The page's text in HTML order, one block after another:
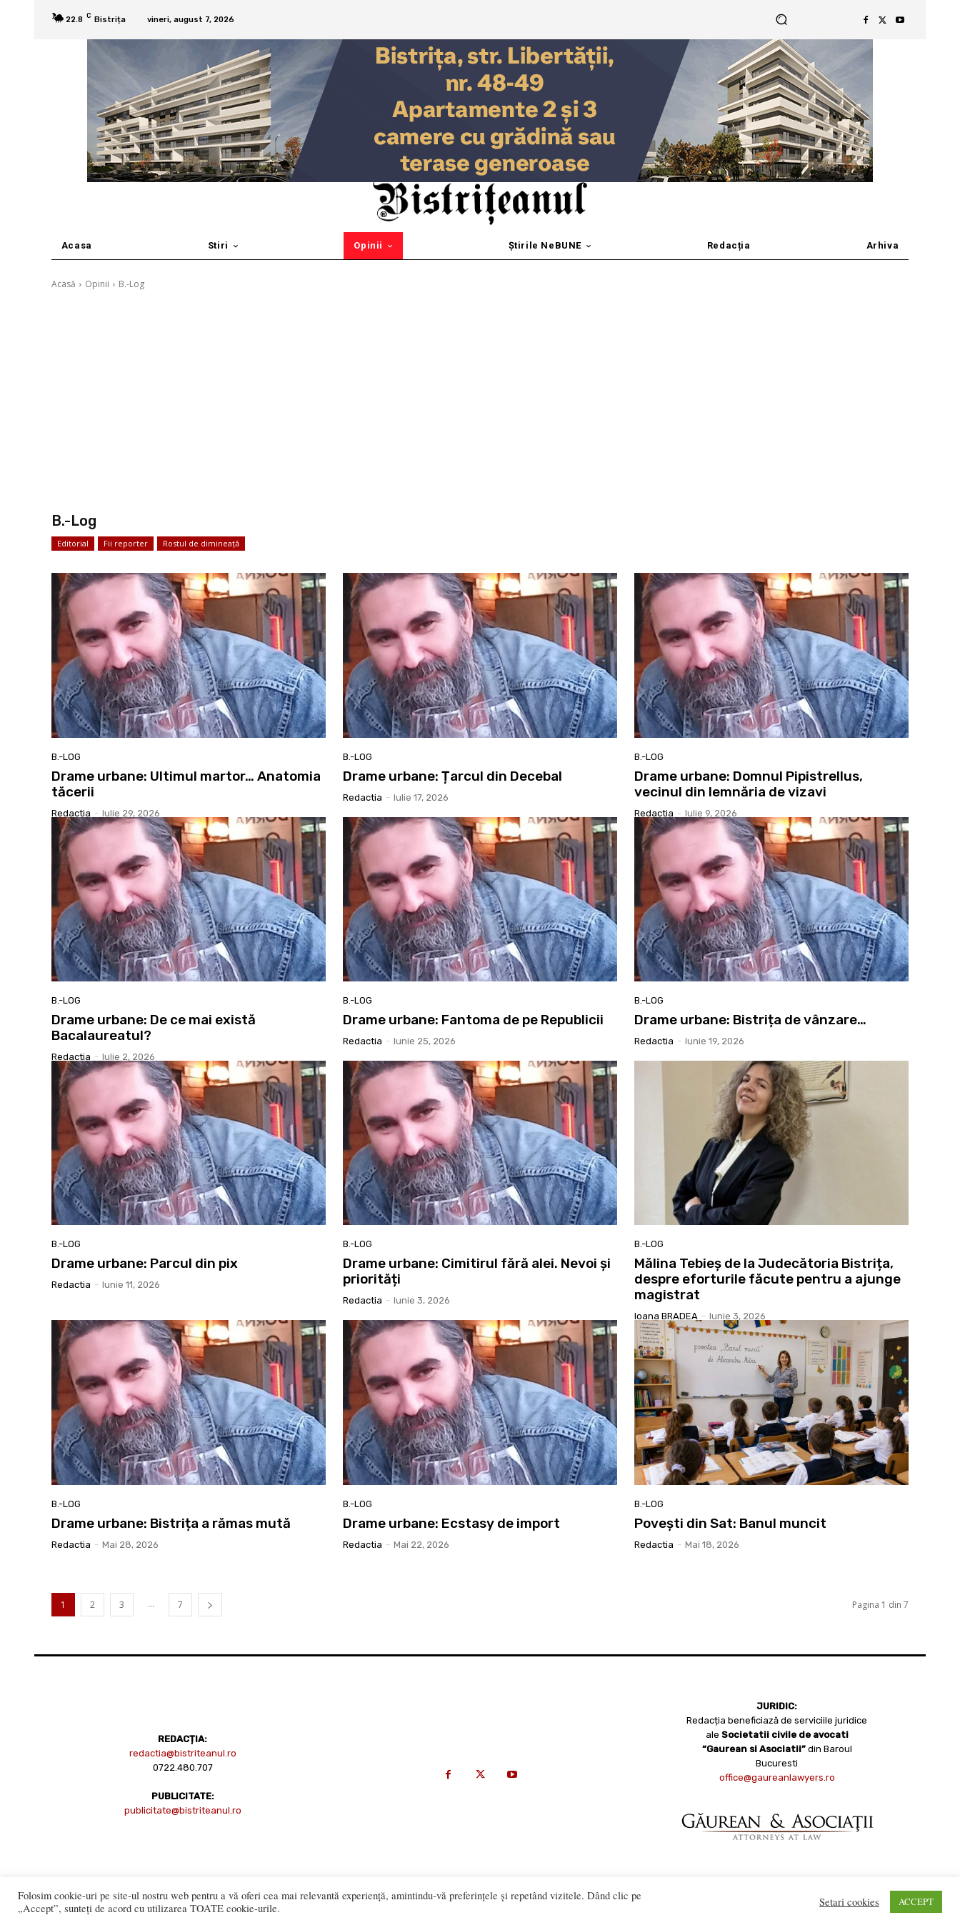
22.8 C Bistrița vineri, august 7, 2026
Acasa Stiri Opinii Știrile NeBUNE Redacția Arhiva
Acasă Opinii B.-Log
B.-Log
Editorial Fii reporter Rostul de dimineață
B.-LOG
Drame urbane: Ultimul martor… Anatomia
tăcerii
Redactia - Iulie 29, 2026
B.-LOG
Drame urbane: Țarcul din Decebal
Redactia - Iulie 17, 2026
B.-LOG
Drame urbane: Domnul Pipistrellus,
vecinul din lemnăria de vizavi
Redactia - Iulie 9, 2026
B.-LOG
Drame urbane: De ce mai există
Bacalaureatul?
Redactia - Iulie 2, 2026
B.-LOG
Drame urbane: Fantoma de pe Republicii
Redactia - Iunie 25, 2026
B.-LOG
Drame urbane: Bistrița de vânzare…
Redactia - Iunie 19, 2026
B.-LOG
Drame urbane: Parcul din pix
Redactia - Iunie 11, 2026
B.-LOG
Drame urbane: Cimitirul fără alei. Nevoi și
priorități
Redactia - Iunie 3, 2026
B.-LOG
Mălina Tebieș de la Judecătoria Bistrița,
despre eforturile făcute pentru a ajunge
magistrat
Ioana BRADEA - Iunie 3, 2026
B.-LOG
Drame urbane: Bistrița a rămas mută
Redactia - Mai 28, 2026
B.-LOG
Drame urbane: Ecstasy de import
Redactia - Mai 22, 2026
B.-LOG
Povești din Sat: Banul muncit
Redactia - Mai 18, 2026
1 2 3 ... 7 Pagina 1 din 7
REDACȚIA:
redactia@bistriteanul.ro
0722.480.707
PUBLICITATE:
publicitate@bistriteanul.ro
JURIDIC:
Redacția beneficiază de serviciile juridice
ale Societatii civile de avocati
“Gaurean si Asociatii” din Baroul
Bucuresti
office@gaureanlawyers.ro
Reproducerea totală sau parțială a materialelor este permisă numai cu acordul expres al Bistriteanul.Ro. © Copyright 2008 - 2021 Bistrițeanul.ro
Folosim cookie-uri pe site-ul nostru web pentru a vă oferi cea mai relevantă experiență, amintindu-vă preferințele și repetând vizitele. Dând clic pe
„Accept”, sunteți de acord cu utilizarea TOATE cookie-urile.
Setari cookies ACCEPT